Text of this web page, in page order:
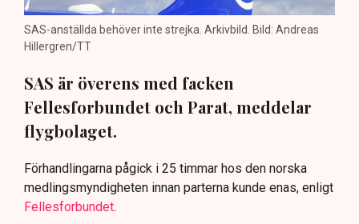
SAS-anställda behöver inte strejka. Arkivbild. Bild: Andreas
Hillergren/TT
SAS är överens med facken
Fellesforbundet och Parat, meddelar
flygbolaget.
Förhandlingarna pågick i 25 timmar hos den norska
medlingsmyndigheten innan parterna kunde enas, enligt
Fellesforbundet.